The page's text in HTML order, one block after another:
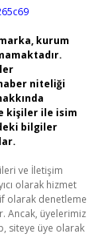
kurum
niteliği
kişiler ile isim
bilgiler
ve İletişim
olarak hizmet
olarak denetleme
Ancak, üyelerimiz
siteye üye olarak